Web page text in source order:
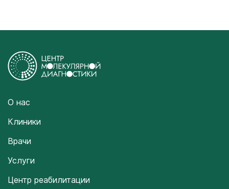
О нас
Клиники
Врачи
Услуги
Центр реабилитации